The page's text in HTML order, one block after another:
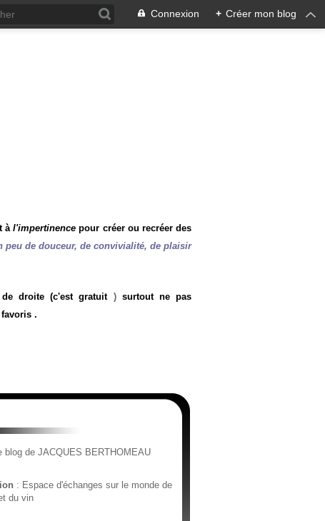
Connexion + Créer mon blog
àl'impertinence pour créer ou recréer des
peu de douceur, de convivialité, de plaisir
droite (c'est gratuit) surtout ne pas
.
blog de JACQUES BERTHOMEAU
: Espace d'échanges sur le monde de
du vin